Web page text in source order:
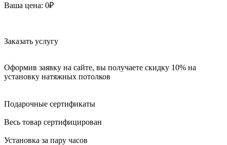
Ваша цена: 0₽
Заказать услугу
Оформив заявку на сайте, вы получаете скидку 10% на
установку натяжных потолков
Подарочные сертификаты
Весь товар сертифицирован
Установка за пару часов